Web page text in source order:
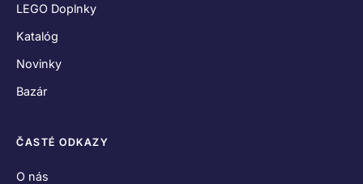
LEGO Doplnky
Katalóg
Novinky
Bazár
ČASTÉ ODKAZY
O nás